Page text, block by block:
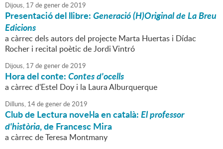
Dijous, 17 degenerde2019
Presentació del llibre:Generació (H)Original de La Breu
Edicions
a càrrec dels autors del projecte Marta Huertas i Dídac
Rocher i recital poètic de Jordi Vintró
Dijous, 17 degenerde2019
Hora del conte:Contes d'ocells
a càrrec d'Estel Doy i la Laura Alburquerque
Dilluns, 14degenerde2019
Club de Lectura novel·la en català:El professor
d'història, de Francesc Mira
a càrrec de Teresa Montmany